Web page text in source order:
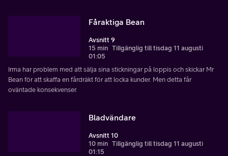
Fåraktiga Bean
Avsnitt 9
15 min Tillgänglig till tisdag 11 augusti
01:05
Irma har problem med att sälja sina stickningar på loppis och skickar Mr
Bean för att skaffa en fårdräkt för att locka kunder. Men detta får
oväntade konsekvenser.
Bladvändare
Avsnitt 10
10 min Tillgänglig till tisdag 11 augusti
01:15